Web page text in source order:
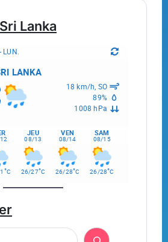
Lanka
LANKA
18 km/h, SO
89%
1008 hPa
JEU
08/13
VEN
08/14
SAM
08/15
°C 26/27°C 26/28°C 26/28°C